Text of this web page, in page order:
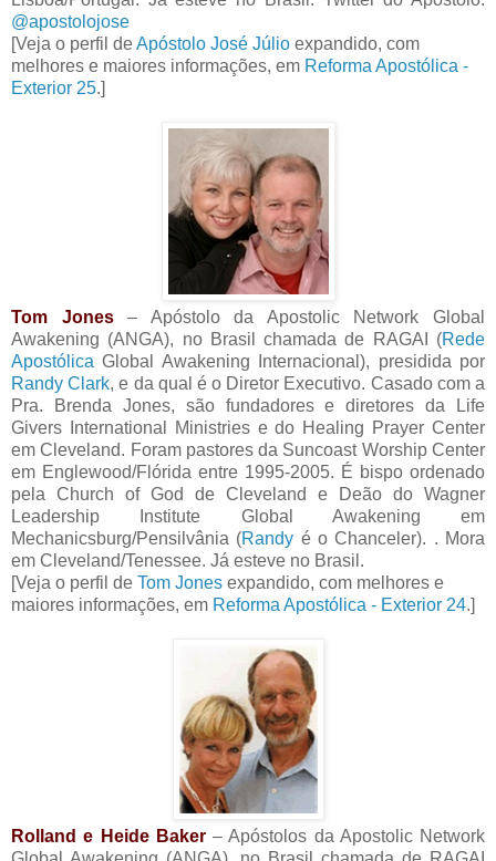
@apostolojose
[Veja o perfil deApóstolo José Júlio expandido, com
melhores e maiores informações, em Reforma Apostólica -
Exterior 25.]
Tom Jones– Apóstolo da Apostolic Network Global
Awakening (ANGA), no Brasil chamada de RAGAI (Rede
Apostólica Global Awakening Internacional), presidida por
Randy Clark, e da qual é o Diretor Executivo. Casado com a
Pra. Brenda Jones, são fundadores e diretores da Life
Givers International Ministries e do Healing Prayer Center
em Cleveland. Foram pastores da Suncoast Worship Center
em Englewood/Flórida entre 1995-2005. É bispo ordenado
pela Church of God de Cleveland e Deão do Wagner
Leadership Institute Global Awakening em
Mechanicsburg/Pensilvânia (Randy é o Chanceler). . Mora
em Cleveland/Tenessee. Já esteve no Brasil.
[Veja o perfil de Tom Jones expandido, com melhores e
maiores informações, em Reforma Apostólica - Exterior 24.]
Rolland e Heide Baker– Apóstolos da Apostolic Network